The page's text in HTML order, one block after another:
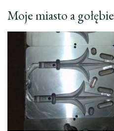
Moje miasto a gołębie